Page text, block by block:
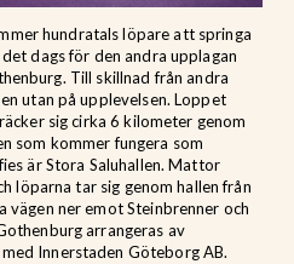
hundratals löpare att springa
dags för den andra upplagan
Till skillnad från andra
utan på upplevelsen. Loppet
sig cirka 6 kilometer genom
som kommer fungera som
är Stora Saluhallen. Mattor
löparna tar sig genom hallen från
vägen ner emot Steinbrenner och
arrangeras av
Innerstaden Göteborg AB.